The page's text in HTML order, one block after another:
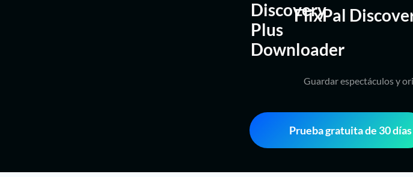
FlixPal
Guardar espectáculos y
Prueba gratuita de 30 días